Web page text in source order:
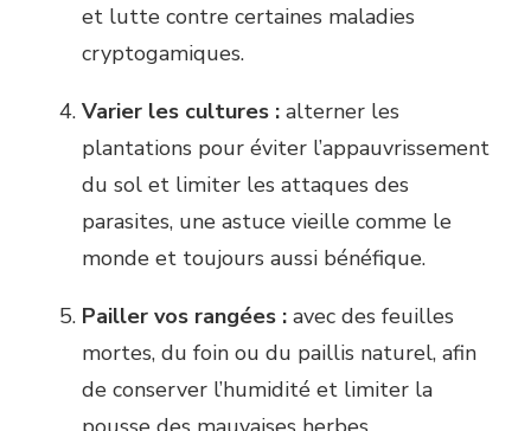
et lutte contre certaines maladies
cryptogamiques.
Varier les cultures : alterner les
plantations pour éviter l’appauvrissement
du sol et limiter les attaques des
parasites, une astuce vieille comme le
monde et toujours aussi bénéfique.
Pailler vos rangées : avec des feuilles
mortes, du foin ou du paillis naturel, afin
de conserver l’humidité et limiter la